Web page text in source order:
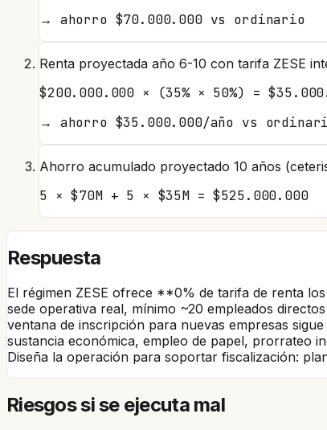
→ ahorro $70.000.000 vs ordinario
Renta proyectada año 6-10 con tarifa ZESE
$200.000.000 × (35% × 50%) =
→ ahorro $35.000.000/año vs
Ahorro acumulado proyectado 10 años
5 × $70M + 5 × $35M = $525.000.000
Respuesta
El régimen ZESE ofrece **0% de tarifa de renta
sede operativa real, mínimo ~20 empleados
ventana de inscripción para nuevas empresas
sustancia económica, empleo de papel, prorrateo
Diseña la operación para soportar fiscalización:
Riesgos si se ejecuta mal